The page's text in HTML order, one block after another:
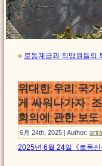
« 로동계급과 직맹원들의
위대한 우리 국
게 싸워나가자
회의에 관한 보도
6月 24th, 2025 | Author:
2025년 6월 24일《로동신